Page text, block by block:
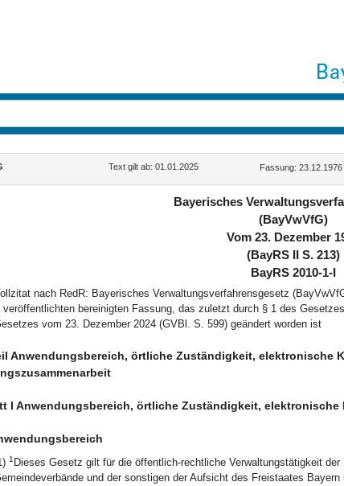
Text gilt ab: 01.01.2025 Fassung: 23.12.1976
Bayerisches
(BayVwVfG)
Vom 23. Dezember
(BayRS II S. 213)
BayRS 2010-1-I
nach RedR: Bayerisches Verwaltungsverfahrensgesetz
veröffentlichten bereinigten Fassung, das zuletzt durch § 1 des
vom 23. Dezember 2024 (GVBl. S. 599) geändert worden ist
Anwendungsbereich, örtliche Zuständigkeit, elektronische
I Anwendungsbereich, örtliche Zuständigkeit, elektronische
1 Dieses Gesetz gilt für die öffentlich-rechtliche Verwaltungstätigkeit
und der sonstigen der Aufsicht des Freistaates